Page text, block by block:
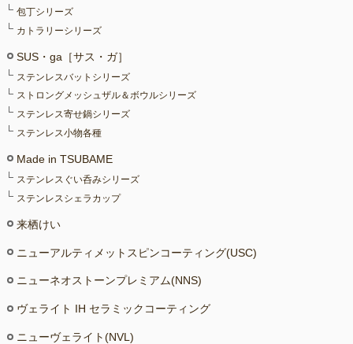
包丁シリーズ
カトラリーシリーズ
SUS・ga［サス・ガ］
ステンレスバットシリーズ
ストロングメッシュザル＆ボウルシリーズ
ステンレス寄せ鍋シリーズ
ステンレス小物各種
Made in TSUBAME
ステンレスぐい呑みシリーズ
ステンレスシェラカップ
来栖けい
ニューアルティメットスピンコーティング(USC)
ニューネオストーンプレミアム(NNS)
ヴェライト IH セラミックコーティング
ニューヴェライト(NVL)